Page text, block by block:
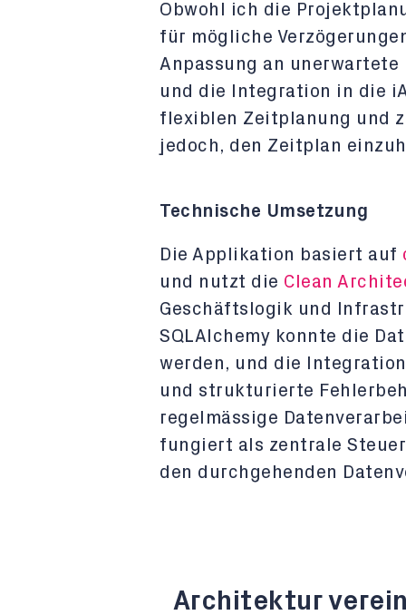
Obwohl ich die
für mögliche
Anpassung an
und die Integration in die
flexiblen Zeitplanung und
jedoch, den Zeitplan
Technische Umsetzung
Die Applikation basiert auf
und nutzt die Clean
Geschäftslogik und
SQLAlchemy konnte die
werden, und die
und strukturierte
regelmässige
fungiert als zentrale
den durchgehenden
Architektur